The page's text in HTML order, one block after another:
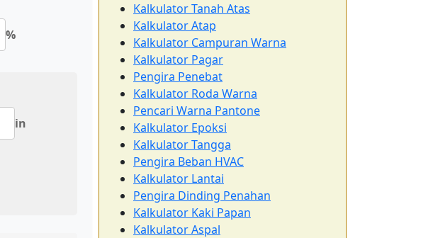
%
in
Kalkulator Tanah Atas
Kalkulator Atap
Kalkulator Campuran Warna
Kalkulator Pagar
Pengira Penebat
Kalkulator Roda Warna
Pencari Warna Pantone
Kalkulator Epoksi
Kalkulator Tangga
Pengira Beban HVAC
Kalkulator Lantai
Pengira Dinding Penahan
Kalkulator Kaki Papan
Kalkulator Aspal